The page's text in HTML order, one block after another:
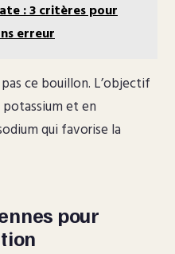
: 3 critères pour
erreur
ce bouillon. L’objectif
potassium et en
qui favorise la
pour